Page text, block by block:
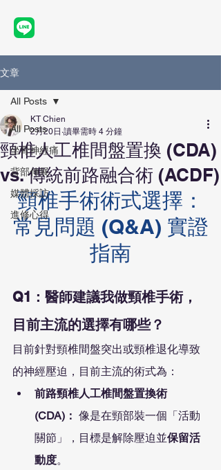
文章
All Posts
坐骨神經痛
背部伸展
媒體採訪
進修心得
All Posts
頸椎人工椎間盤置換 (CDA)
vs. 傳統前路融合術 (ACDF)
KT Chien
2月20日 讀畢需時 4 分鐘
頸椎手術術式選擇：
常見問題 (Q&A) 實證
指南
Q1：醫師建議我做頸椎手術，
目前主流的選擇有哪些？
目前針對頸椎間盤突出或頸椎退化導致
的神經壓迫，目前主流的術式為：
前路頸椎人工椎間盤置換術
(CDA)： 像是在頸部裝一個「活動
關節」，目標是解除壓迫並保留活
動度。